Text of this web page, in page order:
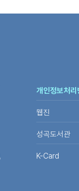
개인정보처리
웹진
성곡도서관
K-Card